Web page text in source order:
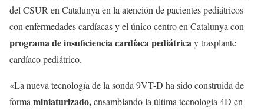
del CSUR en Catalunya en la atención de pacientes pediátricos
con enfermedades cardíacas y el único centro en Catalunya con
programa de insuficiencia cardíaca pediátricay trasplante
cardíaco pediátrico.
«La nueva tecnología de la sonda 9VT-D ha sido construida de
forma miniaturizado,ensamblando la última tecnología 4D en